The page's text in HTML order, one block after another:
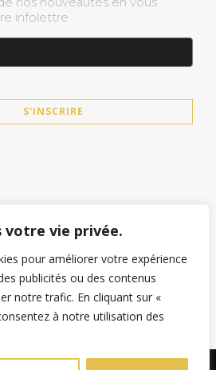
votre vie privée.
pour améliorer votre expérience
publicités ou des contenus
notre trafic. En cliquant sur «
à notre utilisation des
infolettre
S'INSCRIRE